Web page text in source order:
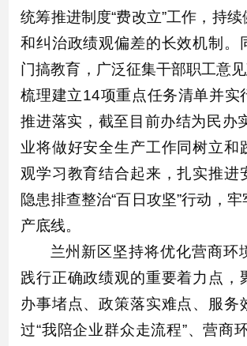
统筹推进制度“费改立”工作，持
和纠治政绩观偏差的长效机制。
门搞教育，广泛征集干部职工意
梳理建立14项重点任务清单并实
推进落实，截至目前办结为民办
业将做好安全生产工作同树立和
观学习教育结合起来，扎实推进
隐患排查整治“百日攻坚”行动，
产底线。
兰州新区坚持将优化营商环
践行正确政绩观的重要着力点，
办事堵点、政策落实难点、服务
过“我陪企业群众走流程”、营商